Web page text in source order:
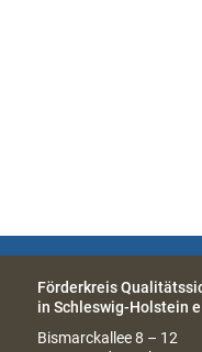
Förderkreis
in Schleswig-Holstein
Bismarckallee 8 – 12